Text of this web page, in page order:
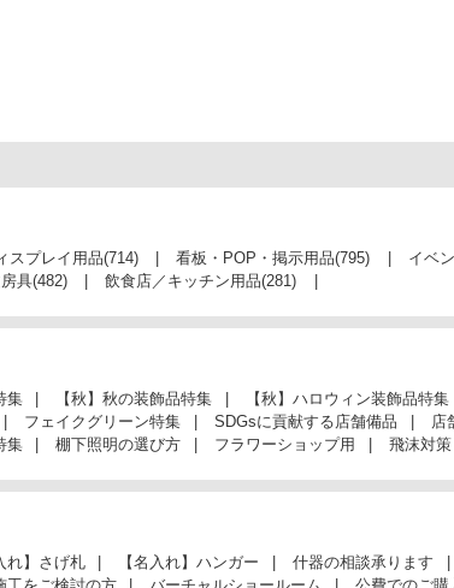
スプレイ用品(714) 看板・POP・掲示用品(795) イベ
具(482) 飲食店／キッチン用品(281)
集 【秋】秋の装飾品特集 【秋】ハロウィン装飾品特集
フェイクグリーン特集 SDGsに貢献する店舗備品 店
集 棚下照明の選び方 フラワーショップ用 飛沫対
れ】さげ札 【名入れ】ハンガー 什器の相談承ります